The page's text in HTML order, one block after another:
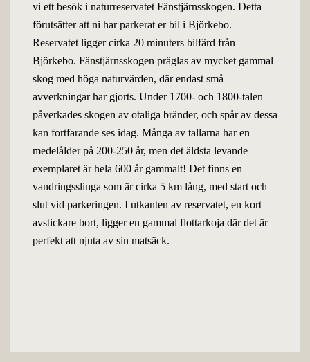
vi ett besök i naturreservatet Fänstjärnsskogen. Detta
förutsätter att ni har parkerat er bil i Björkebo.
Reservatet ligger cirka 20 minuters bilfärd från
Björkebo. Fänstjärnsskogen präglas av mycket gammal
skog med höga naturvärden, där endast små
avverkningar har gjorts. Under 1700- och 1800-talen
påverkades skogen av otaliga bränder, och spår av dessa
kan fortfarande ses idag. Många av tallarna har en
medelålder på 200-250 år, men det äldsta levande
exemplaret är hela 600 år gammalt! Det finns en
vandringsslinga som är cirka 5 km lång, med start och
slut vid parkeringen. I utkanten av reservatet, en kort
avstickare bort, ligger en gammal flottarkoja där det är
perfekt att njuta av sin matsäck.